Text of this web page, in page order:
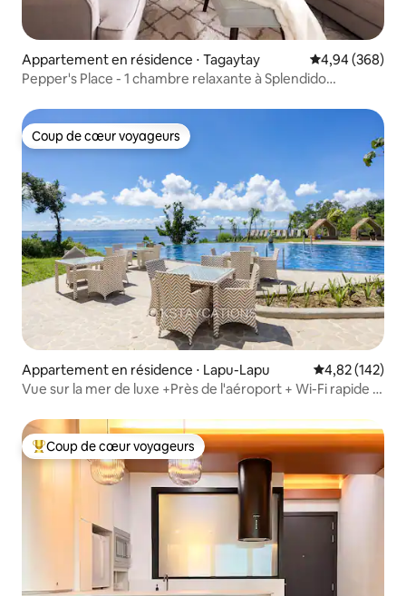
Appartement en résidence ⋅ Tagaytay Évaluation
4,94 (368)
Pepper's Place - 1 chambre relaxante à Splendido
Coup de cœur voyageurs
Coup de cœur voyageurs
Appartement en résidence ⋅ Lapu-Lapu Évaluation
4,82 (142)
Vue sur la mer de luxe +Près de l'aéroport + Wi-Fi rapide +
Coups de cœur voyageurs les plus appréciés
Coup de cœur voyageurs